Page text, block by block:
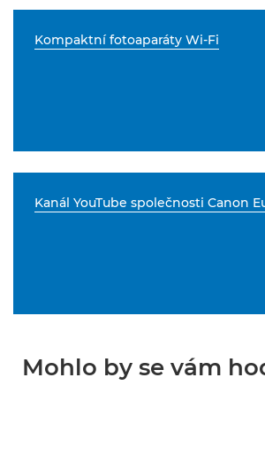
Kompaktní fotoaparáty Wi-Fi
Kanál YouTube společnosti Canon
Mohlo by se vám